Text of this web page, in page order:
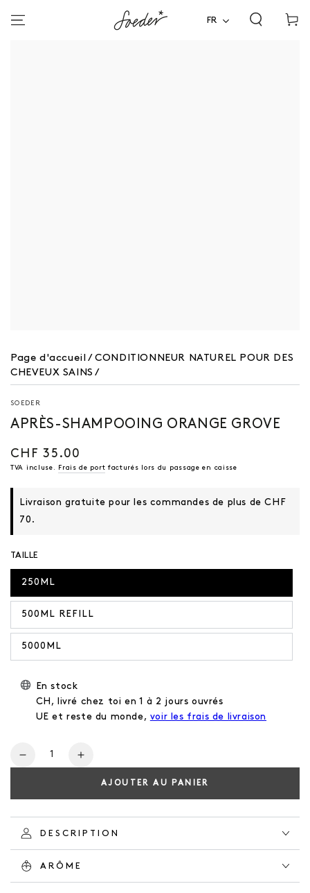
CONTENU
FR
Page d'accueil / CONDITIONNEUR NATUREL POUR DES
CHEVEUX SAINS /
SOEDER
APRÈS-SHAMPOOING ORANGE GROVE
Prix
régulier
CHF 35.00
TVA incluse. Frais de port facturés lors du passage en caisse
Livraison gratuite pour les commandes de plus de CHF
70.
TAILLE
250ML
500ML REFILL
5000ML
En stock
CH, livré chez toi en 1 à 2 jours ouvrés
UE et reste du monde, voir les frais de livraison
Nombre
Réduis
CONDITIONER
ORANGE
GROVE
Augmentez
quantité
CONDITIONER
ORANGE
GROVE
AJOUTER AU PANIER
DESCRIPTION
ARÔME